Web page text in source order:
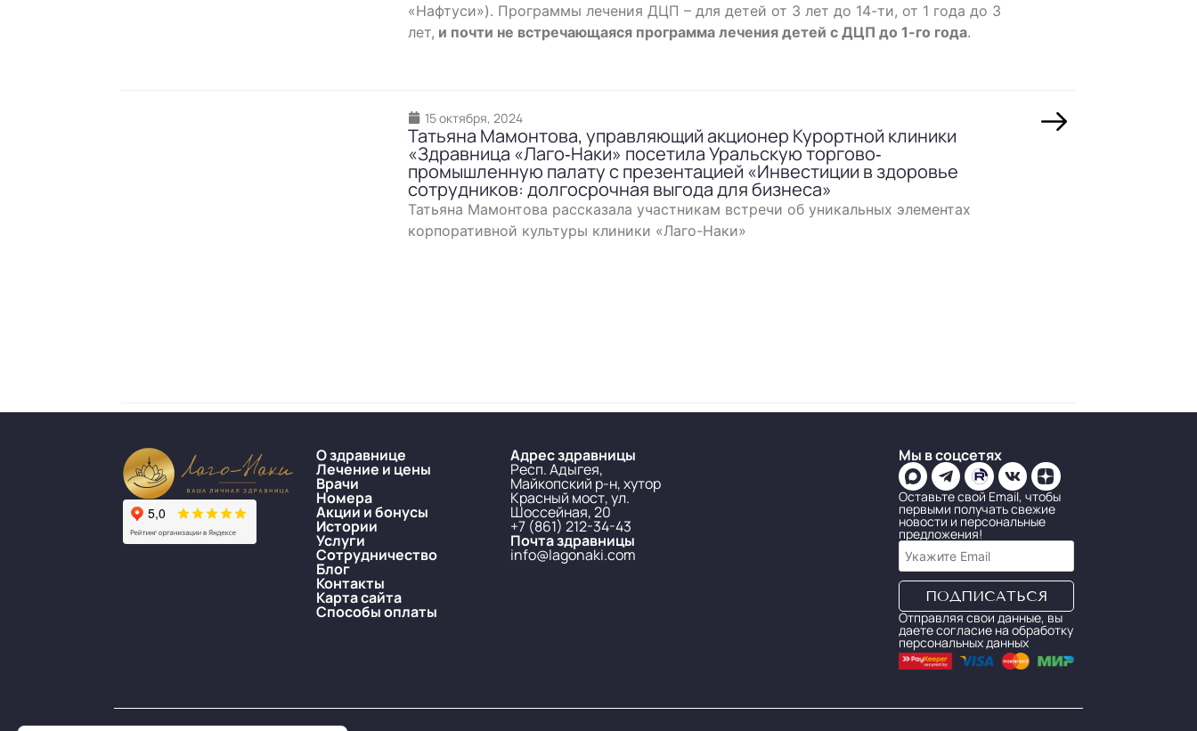
«Нафтуси»). Программы лечения ДЦП – для детей от 3 лет до 14-ти, от 1 года до 3
лет, и почти не встречающаяся программа лечения детей с ДЦП до 1-го года.
15 октября, 2024
Татьяна Мамонтова, управляющий акционер Курортной клиники
«Здравница «Лаго‐Наки» посетила Уральскую торгово‐
промышленную палату с презентацией «Инвестиции в здоровье
сотрудников: долгосрочная выгода для бизнеса»
Татьяна Мамонтова рассказала участникам встречи об уникальных элементах
корпоративной культуры клиники «Лаго-Наки»
О здравнице
Лечение и цены
Врачи
Номера
Акции и бонусы
Истории
Услуги
Сотрудничество
Блог
Контакты
Карта сайта
Способы оплаты
Адрес здравницы
Респ. Адыгея,
Майкопский р-н, хутор
Красный мост, ул.
Шоссейная, 20
+7 (861) 212-34-43
Почта здравницы
info@lagonaki.com
Мы в соцсетях
Оставьте свой Email, чтобы
первыми получать свежие
новости и персональные
предложения!
Отправляя свои данные, вы
даете согласие на обработку
персональных данных